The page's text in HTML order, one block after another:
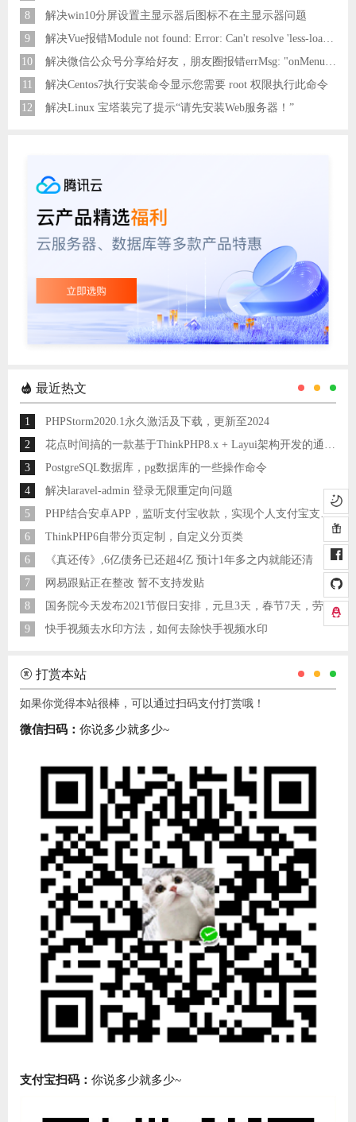
8
解决win10分屏设置主显示器后图标不在主显示器问题
9
解决Vue报错Module not found: Error: Can't resolve 'less-loader' in 'C:\Users\Hm\Desktop\vue\vue_shop'问题
10
解决微信公众号分享给好友，朋友圈报错errMsg: "onMenuShareAppMessage:fail, the permission value is offline verifying"
11
解决Centos7执行安装命令显示您需要 root 权限执行此命令
12
解决Linux 宝塔装完了提示“请先安装Web服务器！”
最近热文
1
PHPStorm2020.1永久激活及下载，更新至2024
2
花点时间搞的一款基于ThinkPHP8.x + Layui架构开发的通用后台管理系统
3
PostgreSQL数据库，pg数据库的一些操作命令
4
解决laravel-admin 登录无限重定向问题
5
PHP结合安卓APP，监听支付宝收款，实现个人支付宝支付接口
6
ThinkPHP6自带分页定制，自定义分页类
6
《真还传》,6亿债务已还超4亿 预计1年多之内就能还清
7
网易跟贴正在整改 暂不支持发贴
8
国务院今天发布2021节假日安排，元旦3天，春节7天，劳动节5天
9
快手视频去水印方法，如何去除快手视频水印
打赏本站
如果你觉得本站很棒，可以通过扫码支付打赏哦！
微信扫码： 你说多少就多少~
支付宝扫码： 你说多少就多少~